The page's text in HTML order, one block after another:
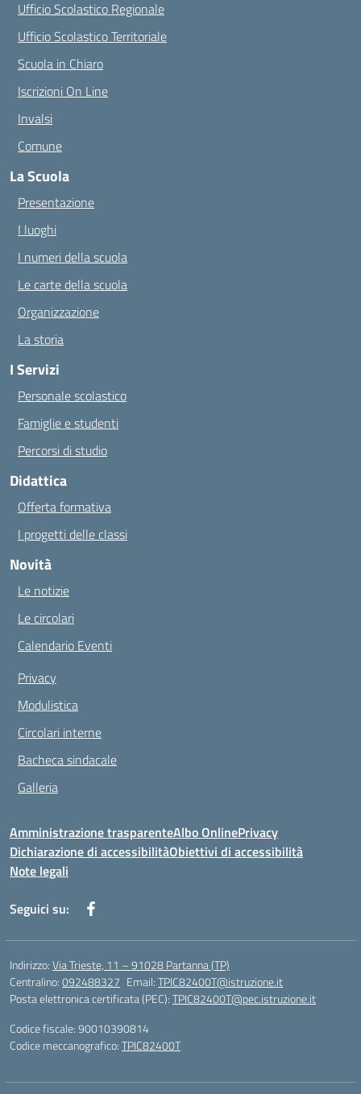
Ufficio Scolastico Regionale
Ufficio Scolastico Territoriale
Scuola in Chiaro
Iscrizioni On Line
Invalsi
Comune
La Scuola
Presentazione
I luoghi
I numeri della scuola
Le carte della scuola
Organizzazione
La storia
I Servizi
Personale scolastico
Famiglie e studenti
Percorsi di studio
Didattica
Offerta formativa
I progetti delle classi
Novità
Le notizie
Le circolari
Calendario Eventi
Privacy
Modulistica
Circolari interne
Bacheca sindacale
Galleria
Amministrazione trasparenteAlbo OnlinePrivacy
Dichiarazione di accessibilitàObiettivi di accessibilità
Note legali
Seguici su:
Indirizzo:Via Trieste, 11 – 91028 Partanna (TP)
Centralino:092488327 Email:TPIC82400T@istruzione.it
Posta elettronica certificata (PEC):TPIC82400T@pec.istruzione.it
Codice fiscale: 90010390814
Codice meccanografico:TPIC82400T